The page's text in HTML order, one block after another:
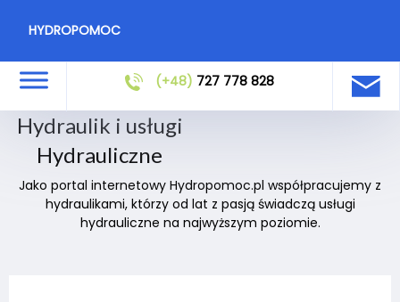
HYDROPOMOC
(+48) 727 778 828
Hydraulik i usługi
Hydrauliczne
Jako portal internetowy Hydropomoc.pl współpracujemy z
hydraulikami, którzy od lat z pasją świadczą usługi
hydrauliczne na najwyższym poziomie.